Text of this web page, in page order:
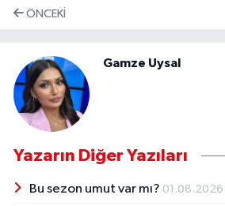
ÖNCEKI
Gamze Uysal
Yazarın Diğer Yazıları
Bu sezon umut var mı? 01.08.2026